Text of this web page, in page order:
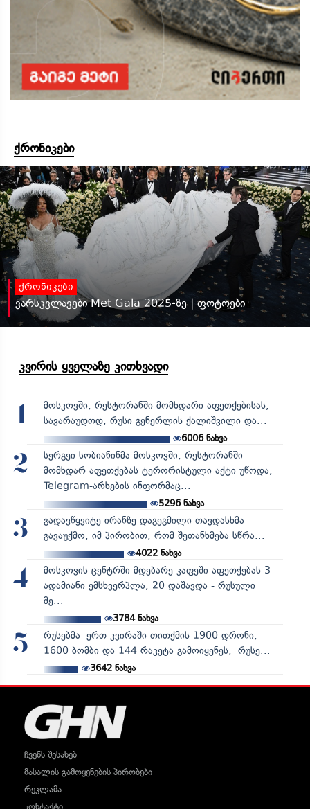
ქრონიკები
ქრონიკები
ვარსკვლავები Met Gala 2025-ზე | ფოტოები
კვირის ყველაზე კითხვადი
1
მოსკოვში, რესტორანში მომხდარი აფეთქებისას,
სავარაუდოდ, რუსი გენერლის ქალიშვილი და...
6006ნახვა
2
სერგეი სობიანინმა მოსკოვში, რესტორანში
მომხდარ აფეთქებას ტერორისტული აქტი უწოდა,
Telegram-არხების ინფორმაც...
5296ნახვა
3
გადავწყვიტე ირანზე დაგეგმილი თავდასხმა
გავაუქმო, იმ პირობით, რომ შეთანხმება სწრა...
4022ნახვა
4
მოსკოვის ცენტრში მდებარე კაფეში აფეთქებას 3
ადამიანი ემსხვერპლა, 20 დაშავდა - რუსული
მე...
3784ნახვა
5
რუსებმა ერთ კვირაში თითქმის 1900 დრონი,
1600 ბომბი და 144 რაკეტა გამოიყენეს, რუსე...
3642ნახვა
ჩვენს შესახებ
მასალის გამოყენების პირობები
რეკლამა
კონტაქტი